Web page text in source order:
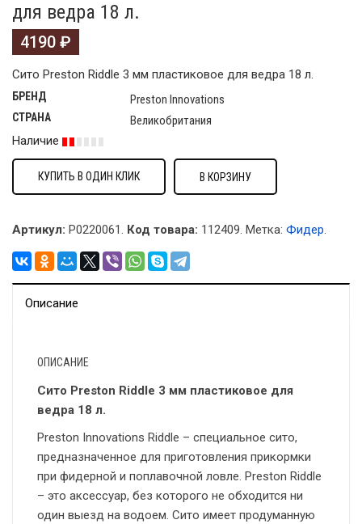
для ведра 18 л.
4190 ₽
Сито Preston Riddle 3 мм пластиковое для ведра 18 л.
БРЕНД Preston Innovations
СТРАНА
Великобритания
Наличие
КУПИТЬ В ОДИН КЛИК В КОРЗИНУ
Артикул: P0220061. Код товара: 112409. Метка: Фидер.
Описание
ОПИСАНИЕ
Сито Preston Riddle 3 мм пластиковое для
ведра 18 л.
Preston Innovations Riddle – специальное сито,
предназначенное для приготовления прикормки
при фидерной и поплавочной ловле. Preston Riddle
– это аксессуар, без которого не обходится ни
один выезд на водоем. Сито имеет продуманную